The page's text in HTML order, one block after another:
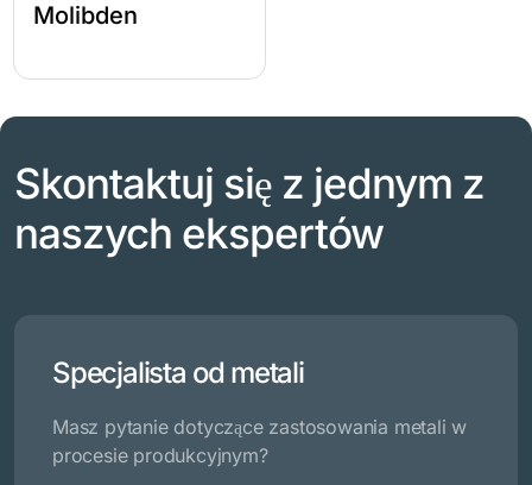
Molibden
Skontaktuj się z jednym z
naszych ekspertów
Specjalista od metali
Masz pytanie dotyczące zastosowania metali w
procesie produkcyjnym?